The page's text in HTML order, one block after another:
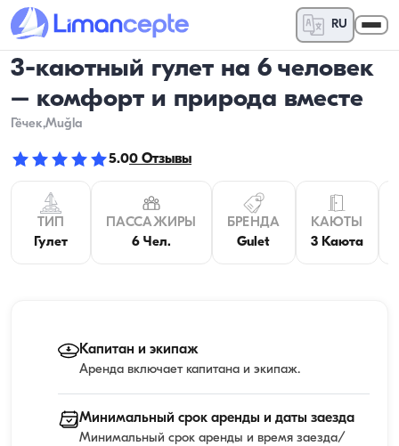
RU
3-каютный гулет на 6 человек
– комфорт и природа вместе
Гёчек,Muğla
5.00 Отзывы
ТИП
Гулет
ПАССАЖИРЫ
6 Чел.
БРЕНДА
Gulet
КАЮТЫ
3 Каюта
Капитан и экипаж
Аренда включает капитана и экипаж.
Минимальный срок аренды и даты заезда
Минимальный срок аренды и время заезда/